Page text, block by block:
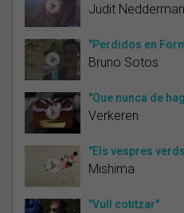
Judit
"Perdidos en
Bruno Sotos
"Que nunca de
Verkeren
"Els vespres
Mishima
"Vull cotitzar"